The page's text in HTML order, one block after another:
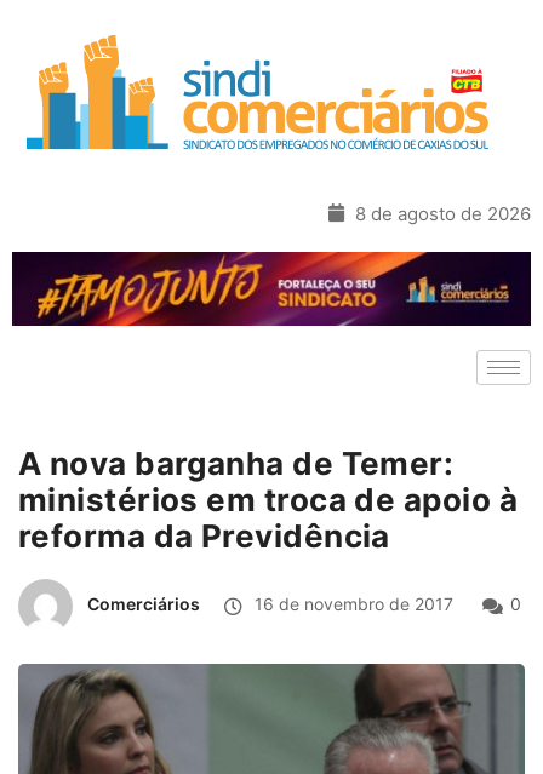
8 de agosto de 2026
A nova barganha de Temer:
ministérios em troca de apoio à
reforma da Previdência
Comerciários 16 de novembro de 2017 0